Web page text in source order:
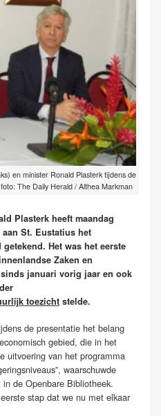
en minister Ronald Plasterk tijdens de
The Daily Herald / Althea Markman
Plasterk heeft maandag
St. Eustatius het
Het was het eerste
Zaken en
januari vorig jaar en ook
toezicht stelde.
de presentatie het belang
gebied, die in het
uitvoering van het programma
waarschuwde
de Openbare Bibliotheek.
stap dat we nu met elkaar